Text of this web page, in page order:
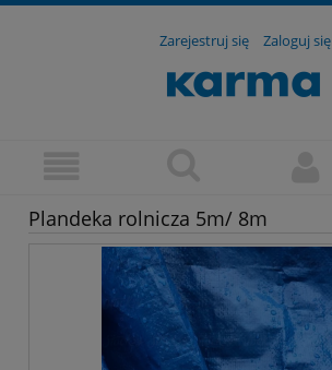
Zarejestruj się Zaloguj się
Plandeka rolnicza 5m/ 8m